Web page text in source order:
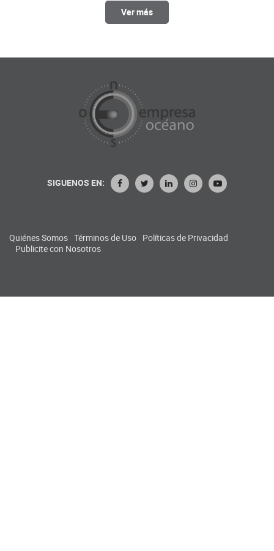
Ver más
SIGUENOS EN:
Quiénes Somos Términos de Uso Políticas de Privacidad
Publicite con Nosotros